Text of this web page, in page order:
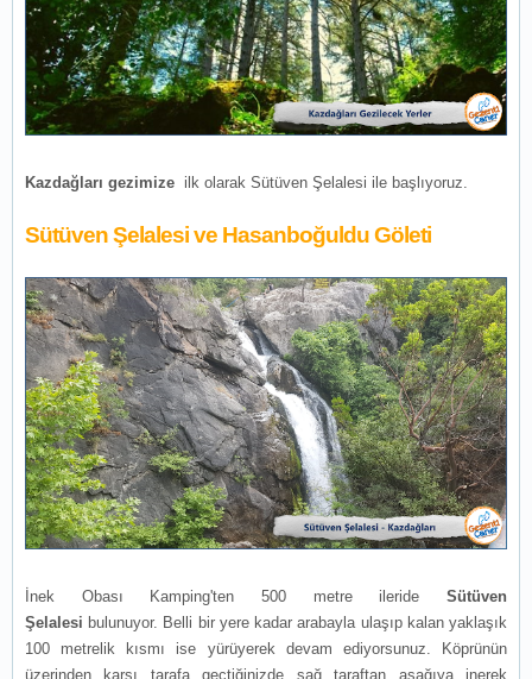
Kazdağları gezimize ilk olarak Sütüven Şelalesi ile başlıyoruz.
Sütüven Şelalesi ve Hasanboğuldu Göleti
İnek Obası Kamping'ten 500 metre ileride Sütüven
Şelalesi bulunuyor. Belli bir yere kadar arabayla ulaşıp kalan yaklaşık
100 metrelik kısmı ise yürüyerek devam ediyorsunuz. Köprünün
üzerinden karşı tarafa geçtiğinizde sağ taraftan aşağıya inerek